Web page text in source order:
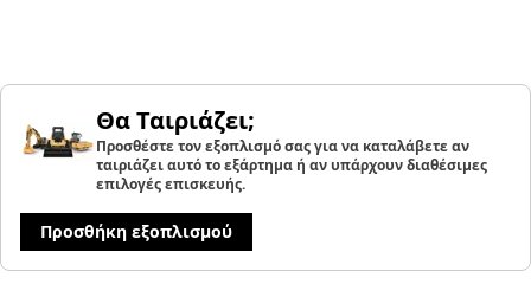
Θα Ταιριάζει;
Προσθέστε τον εξοπλισμό σας για να καταλάβετε αν
ταιριάζει αυτό το εξάρτημα ή αν υπάρχουν διαθέσιμες
επιλογές επισκευής.
Προσθήκη εξοπλισμού